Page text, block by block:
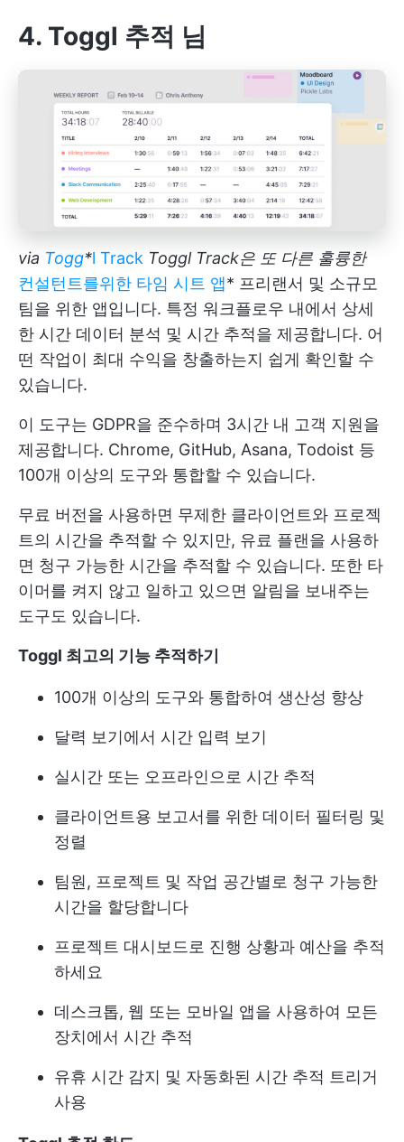
4. Toggl 추적 님
via Togg*l Track Toggl Track은 또 다른 훌륭한
컨설턴트를위한 타임 시트 앱* 프리랜서 및 소규모
팀을 위한 앱입니다. 특정 워크플로우 내에서 상세
한 시간 데이터 분석 및 시간 추적을 제공합니다. 어
떤 작업이 최대 수익을 창출하는지 쉽게 확인할 수
있습니다.
이 도구는 GDPR을 준수하며 3시간 내 고객 지원을
제공합니다. Chrome, GitHub, Asana, Todoist 등
100개 이상의 도구와 통합할 수 있습니다.
무료 버전을 사용하면 무제한 클라이언트와 프로젝
트의 시간을 추적할 수 있지만, 유료 플랜을 사용하
면 청구 가능한 시간을 추적할 수 있습니다. 또한 타
이머를 켜지 않고 일하고 있으면 알림을 보내주는
도구도 있습니다.
Toggl 최고의 기능 추적하기
100개 이상의 도구와 통합하여 생산성 향상
달력 보기에서 시간 입력 보기
실시간 또는 오프라인으로 시간 추적
클라이언트용 보고서를 위한 데이터 필터링 및
정렬
팀원, 프로젝트 및 작업 공간별로 청구 가능한
시간을 할당합니다
프로젝트 대시보드로 진행 상황과 예산을 추적
하세요
데스크톱, 웹 또는 모바일 앱을 사용하여 모든
장치에서 시간 추적
유휴 시간 감지 및 자동화된 시간 추적 트리거
사용